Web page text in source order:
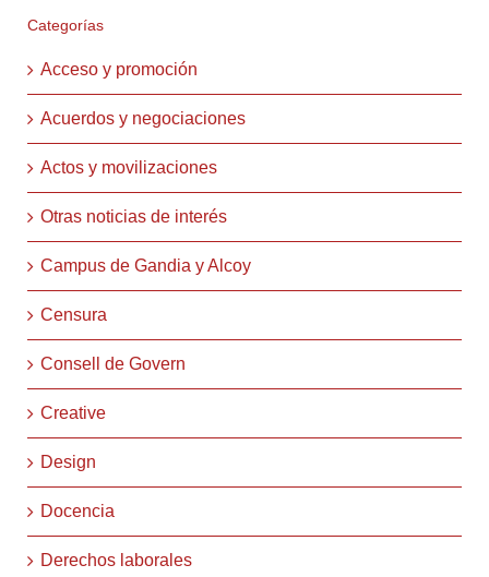
Categorías
Acceso y promoción
Acuerdos y negociaciones
Actos y movilizaciones
Otras noticias de interés
Campus de Gandia y Alcoy
Censura
Consell de Govern
Creative
Design
Docencia
Derechos laborales